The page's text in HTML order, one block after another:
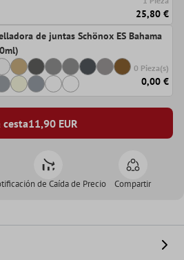
25,80 €
de juntas Schönox ES Bahama
0 Pieza(s)
0,00 €
cesta11,90EUR
de Caída de Precio Compartir